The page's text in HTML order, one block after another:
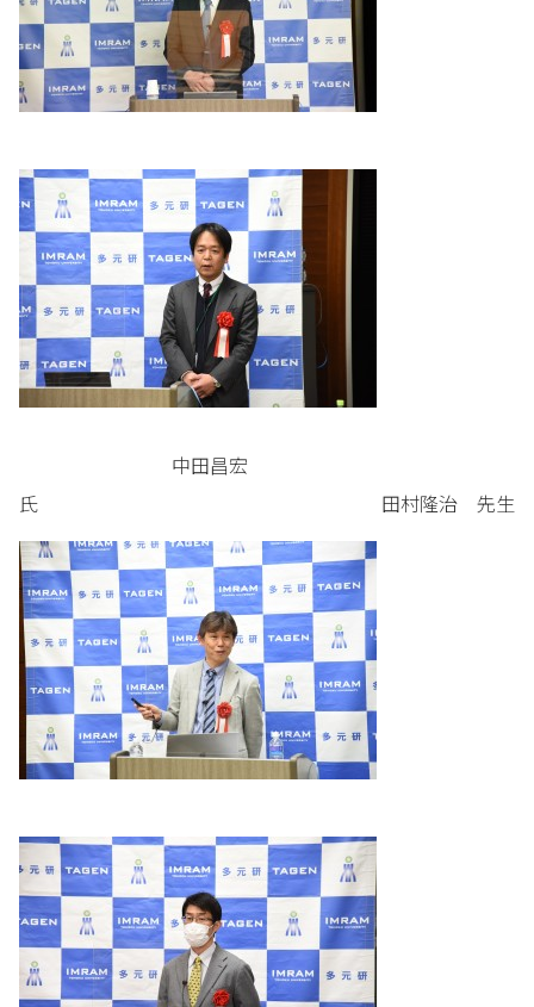
中田昌宏
氏 田村隆治 先生